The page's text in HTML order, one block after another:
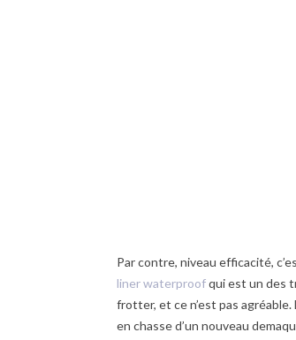
Par contre, niveau efficacité,
liner waterproofqui est un des
frotter, et ce n’est pas
en chasse d’un nouveau